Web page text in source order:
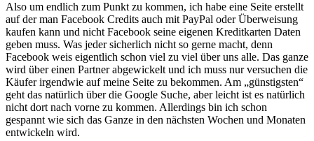
Also um endlich zum Punkt zu kommen, ich habe eine Seite erstellt
auf der man Facebook Credits auch mit PayPal oder Überweisung
kaufen kann und nicht Facebook seine eigenen Kreditkarten Daten
geben muss. Was jeder sicherlich nicht so gerne macht, denn
Facebook weis eigentlich schon viel zu viel über uns alle. Das ganze
wird über einen Partner abgewickelt und ich muss nur versuchen die
Käufer irgendwie auf meine Seite zu bekommen. Am „günstigsten“
geht das natürlich über die Google Suche, aber leicht ist es natürlich
nicht dort nach vorne zu kommen. Allerdings bin ich schon
gespannt wie sich das Ganze in den nächsten Wochen und Monaten
entwickeln wird.